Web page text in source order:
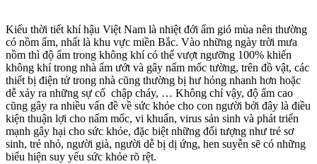
Kiểu thời tiết khí hậu Việt Nam là nhiệt đới ẩm gió mùa nên thường
có nồm ẩm, nhất là khu vực miền Bắc. Vào những ngày trời mưa
nồm thì độ ẩm trong không khí có thể vượt ngưỡng 100% khiến
không khí trong nhà ẩm ướt và gây nấm mốc tường, trên đồ vật, các
thiết bị điện tử trong nhà cũng thường bị hư hỏng nhanh hơn hoặc
dễ xảy ra những sự cố chập cháy, … Không chỉ vậy, độ ẩm cao
cũng gây ra nhiều vấn đề về sức khỏe cho con người bởi đây là điều
kiện thuận lợi cho nấm mốc, vi khuẩn, virus sản sinh và phát triển
mạnh gây hại cho sức khỏe, đặc biệt những đối tượng như trẻ sơ
sinh, trẻ nhỏ, người già, người dễ bị dị ứng, hen suyễn sẽ có những
biểu hiện suy yếu sức khỏe rõ rệt.